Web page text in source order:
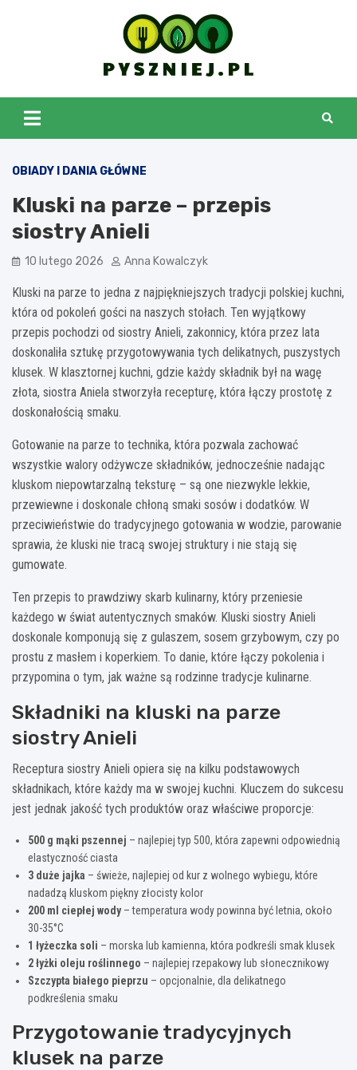
pyszniej.pl
OBIADY I DANIA GŁÓWNE
Kluski na parze – przepis
siostry Anieli
10 lutego 2026 Anna Kowalczyk
Kluski na parze to jedna z najpiękniejszych tradycji polskiej kuchni,
która od pokoleń gości na naszych stołach. Ten wyjątkowy
przepis pochodzi od siostry Anieli, zakonnicy, która przez lata
doskonaliła sztukę przygotowywania tych delikatnych, puszystych
klusek. W klasztornej kuchni, gdzie każdy składnik był na wagę
złota, siostra Aniela stworzyła recepturę, która łączy prostotę z
doskonałością smaku.
Gotowanie na parze to technika, która pozwala zachować
wszystkie walory odżywcze składników, jednocześnie nadając
kluskom niepowtarzalną teksturę – są one niezwykle lekkie,
przewiewne i doskonale chłoną smaki sosów i dodatków. W
przeciwieństwie do tradycyjnego gotowania w wodzie, parowanie
sprawia, że kluski nie tracą swojej struktury i nie stają się
gumowate.
Ten przepis to prawdziwy skarb kulinarny, który przeniesie
każdego w świat autentycznych smaków. Kluski siostry Anieli
doskonale komponują się z gulaszem, sosem grzybowym, czy po
prostu z masłem i koperkiem. To danie, które łączy pokolenia i
przypomina o tym, jak ważne są rodzinne tradycje kulinarne.
Składniki na kluski na parze
siostry Anieli
Receptura siostry Anieli opiera się na kilku podstawowych
składnikach, które każdy ma w swojej kuchni. Kluczem do sukcesu
jest jednak jakość tych produktów oraz właściwe proporcje:
500 g mąki pszennej – najlepiej typ 500, która zapewni odpowiednią
elastyczność ciasta
3 duże jajka – świeże, najlepiej od kur z wolnego wybiegu, które
nadadzą kluskom piękny złocisty kolor
200 ml ciepłej wody– temperatura wody powinna być letnia, około
30-35°C
1 łyżeczka soli – morska lub kamienna, która podkreśli smak klusek
2 łyżki oleju roślinnego – najlepiej rzepakowy lub słonecznikowy
Szczypta białego pieprzu – opcjonalnie, dla delikatnego
podkreślenia smaku
Przygotowanie tradycyjnych
klusek na parze